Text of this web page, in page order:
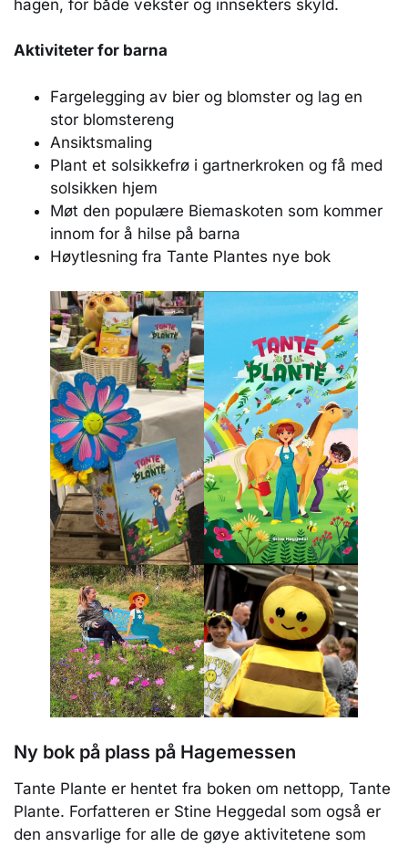
hagen, for både vekster og innsekters skyld.
Aktiviteter for barna
Fargelegging av bier og blomster og lag en
stor blomstereng
Ansiktsmaling
Plant et solsikkefrø i gartnerkroken og få med
solsikken hjem
Møt den populære Biemaskoten som kommer
innom for å hilse på barna
Høytlesning fra Tante Plantes nye bok
Ny bok på plass på Hagemessen
Tante Plante er hentet fra boken om nettopp, Tante
Plante. Forfatteren er Stine Heggedal som også er
den ansvarlige for alle de gøye aktivitetene som